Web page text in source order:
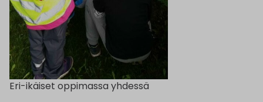
Eri-ikäiset oppimassa yhdessä